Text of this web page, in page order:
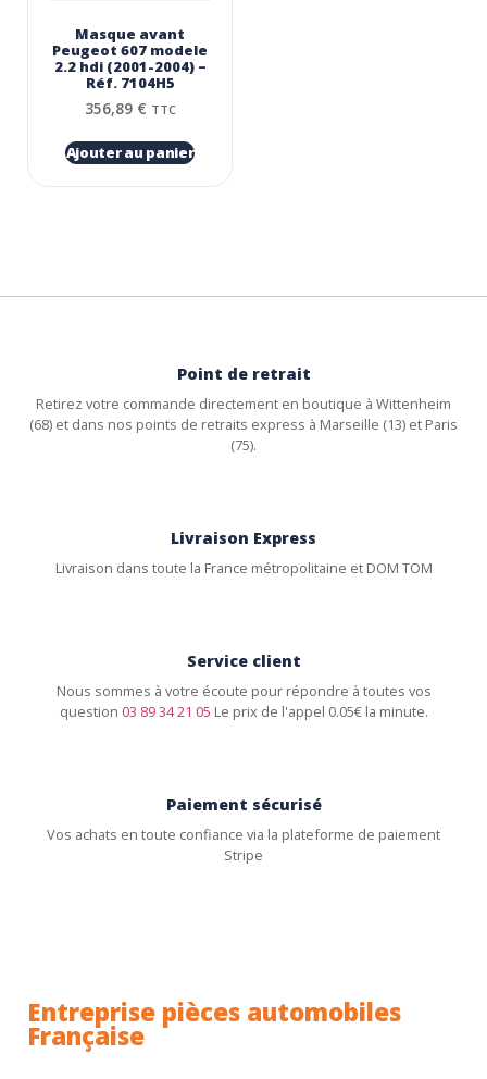
Masque avant
Peugeot 607 modele
2.2 hdi (2001-2004) –
Réf. 7104H5
356,89 € TTC
Ajouter au panier
Point de retrait
Retirez votre commande directement en boutique à Wittenheim
(68) et dans nos points de retraits express à Marseille (13) et Paris
(75).
Livraison Express
Livraison dans toute la France métropolitaine et DOM TOM
Service client
Nous sommes à votre écoute pour répondre à toutes vos
question 03 89 34 21 05 Le prix de l'appel 0.05€ la minute.
Paiement sécurisé
Vos achats en toute confiance via la plateforme de paiement
Stripe
Entreprise pièces automobiles
Française